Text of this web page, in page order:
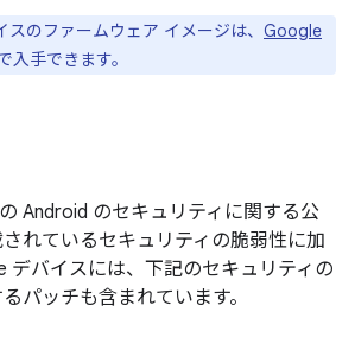
のファームウェア イメージは、 Google
入手できます。
Android のセキュリティに関する公
れているセキュリティの脆弱性に加
デバイスには、下記のセキュリティの
パッチも含まれています。